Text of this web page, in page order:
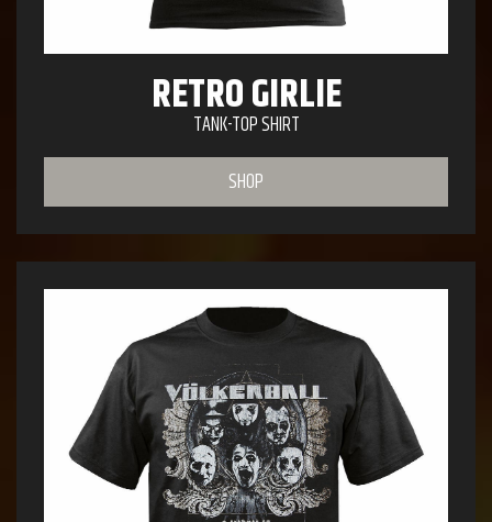
RETRO GIRLIE
TANK-TOP SHIRT
SHOP